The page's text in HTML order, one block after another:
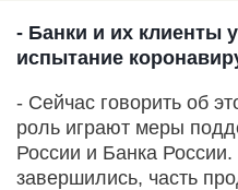
- Банки и их клиенты
испытание
- Сейчас говорить об
роль играют меры
России и Банка
завершились, часть